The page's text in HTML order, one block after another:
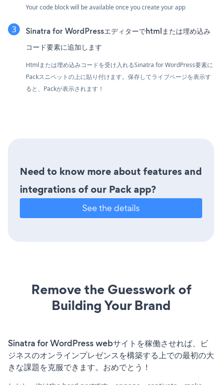
Your code block will be available once you create your app
Sinatra for WordPressエディターでhtmlまたは埋め込み
コード要素に追加します
Htmlまたは埋め込みコードを受け入れるSinatra for WordPress要素に
Packスニペットの上に貼り付けます。保存してライブページを表示す
ると、Packが表示されます！
Need to know more about features and
integrations of our Pack app?
See the details
Remove the Guesswork of
Building Your Brand
Sinatra for WordPress webサイトを稼働させれば、ビ
ジネスのオンラインプレゼンスを構築する上での最初の大
きな課題を克服できます。おめでとう！